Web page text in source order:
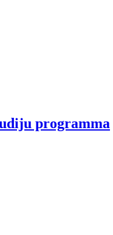
programma